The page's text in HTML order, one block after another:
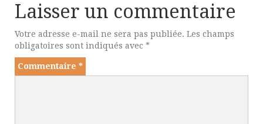
Laisser un commentaire
Votre adresse e-mail ne sera pas publiée. Les champs
obligatoires sont indiqués avec *
Commentaire *